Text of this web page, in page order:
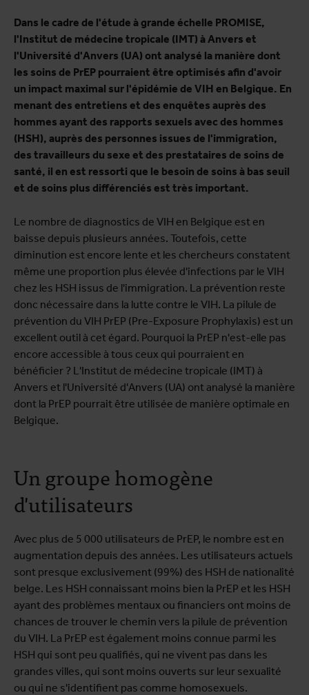
Dans le cadre de l'étude à grande échelle PROMISE,
l'Institut de médecine tropicale (IMT) à Anvers et
l'Université d'Anvers (UA) ont analysé la manière dont
les soins de PrEP pourraient être optimisés afin d'avoir
un impact maximal sur l'épidémie de VIH en Belgique. En
menant des entretiens et des enquêtes auprès des
hommes ayant des rapports sexuels avec des hommes
(HSH), auprès des personnes issues de l'immigration,
des travailleurs du sexe et des prestataires de soins de
santé, il en est ressorti que le besoin de soins à bas seuil
et de soins plus différenciés est très important.
Le nombre de diagnostics de VIH en Belgique est en
baisse depuis plusieurs années. Toutefois, cette
diminution est encore lente et les chercheurs constatent
même une proportion plus élevée d'infections par le VIH
chez les HSH issus de l'immigration. La prévention reste
donc nécessaire dans la lutte contre le VIH. La pilule de
prévention du VIH PrEP (Pre-Exposure Prophylaxis) est un
excellent outil à cet égard. Pourquoi la PrEP n'est-elle pas
encore accessible à tous ceux qui pourraient en
bénéficier ? L'Institut de médecine tropicale (IMT) à
Anvers et l'Université d'Anvers (UA) ont analysé la manière
dont la PrEP pourrait être utilisée de manière optimale en
Belgique.
Un groupe homogène
d'utilisateurs
Avec plus de 5 000 utilisateurs de PrEP, le nombre est en
augmentation depuis des années. Les utilisateurs actuels
sont presque exclusivement (99%) des HSH de nationalité
belge. Les HSH connaissant moins bien la PrEP et les HSH
ayant des problèmes mentaux ou financiers ont moins de
chances de trouver le chemin vers la pilule de prévention
du VIH. La PrEP est également moins connue parmi les
HSH qui sont peu qualifiés, qui ne vivent pas dans les
grandes villes, qui sont moins ouverts sur leur sexualité
ou qui ne s'identifient pas comme homosexuels.